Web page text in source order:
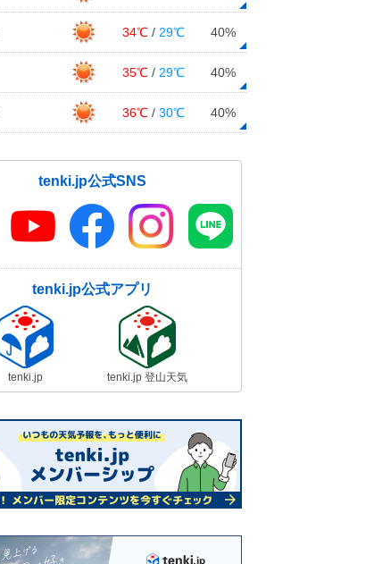
34℃ / 29℃ 40%
35℃ / 29℃ 40%
36℃ /30℃ 40%
tenki.jp公式SNS
tenki.jp公式アプリ
tenki.jp tenki.jp 登山天気